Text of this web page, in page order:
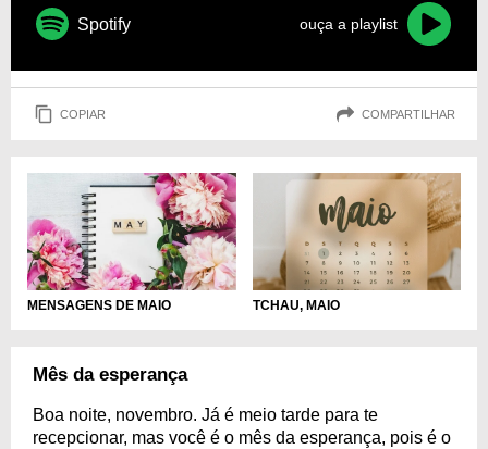
Spotify ouça a playlist
COPIAR COMPARTILHAR
MENSAGENS DE MAIO TCHAU, MAIO
Mês da esperança
Boa noite, novembro. Já é meio tarde para te
recepcionar, mas você é o mês da esperança, pois é o